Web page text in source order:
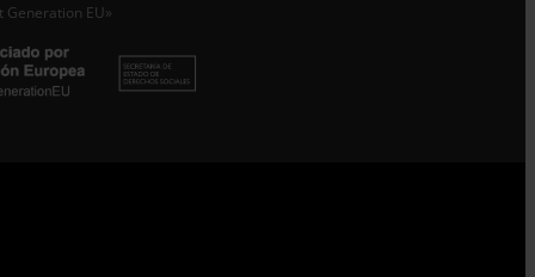
laPolítica de Privacidad
FE Y ALEGRÍA ESPAÑA trataremos los datos
en calidad de Responsable del tratamiento con la finalidad
Generation EU»